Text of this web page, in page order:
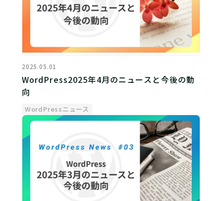
2025.05.01
WordPress2025年4月のニュースと今後の動
向
WordPressニュース